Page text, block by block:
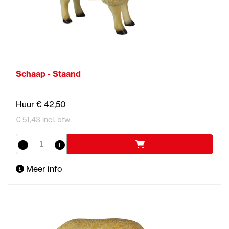
Schaap - Staand
Huur € 42,50
€ 51,43 incl. btw
Meer info